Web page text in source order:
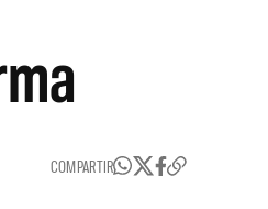
COMPARTIR